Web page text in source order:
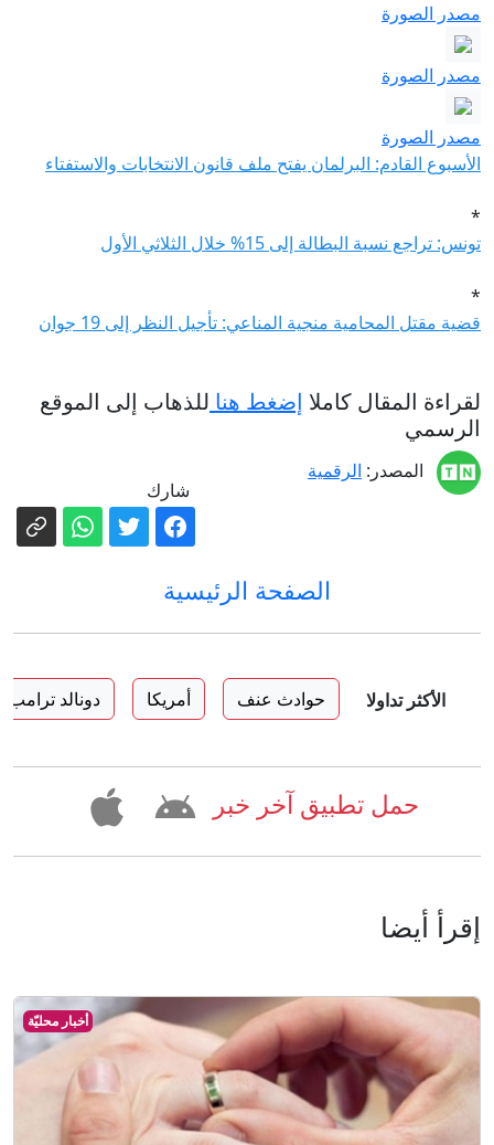
مصدر الصورة
مصدر الصورة
مصدر الصورة
الأسبوع القادم: البرلمان يفتح ملف قانون الانتخابات والاستفتاء
*
تونس: تراجع نسبة البطالة إلى 15% خلال الثلاثي الأول
*
قضية مقتل المحامية منجية المناعي: تأجيل النظر إلى 19 جوان
لقراءة المقال كاملا إضغط هنا للذهاب إلى الموقع
الرسمي
المصدر: الرقمية
شارك
الصفحة الرئيسية
الأكثر تداولا حوادث عنف أمريكا دونالد ترامب
حمل تطبيق آخر خبر
إقرأ أيضا
أخبار محليّة